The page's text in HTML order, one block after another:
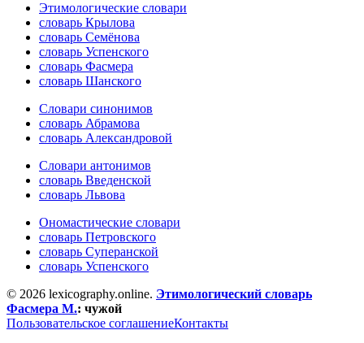
Этимологические словари
словарь Крылова
словарь Семёнова
словарь Успенского
словарь Фасмера
словарь Шанского
Словари синонимов
словарь Абрамова
словарь Александровой
Словари антонимов
словарь Введенской
словарь Львова
Ономастические словари
словарь Петровского
словарь Суперанской
словарь Успенского
© 2026 lexicography.online. Этимологический словарь
Фасмера М.: чужой
Пользовательское соглашениеКонтакты